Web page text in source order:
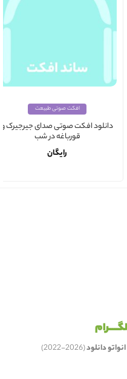
افکت صوتی طبیعت
دانلود افکت صوتی صدای جیرجیرک و
قورباغه در شب
رایگان
دانلود(2026-2022)